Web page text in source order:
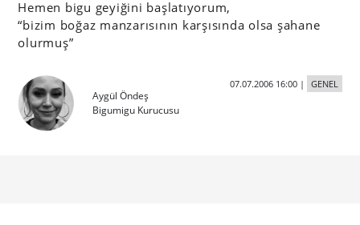
Hemen bigu geyiğini başlatıyorum,
“bizim boğaz manzarısının karşısında olsa şahane
olurmuş”
Aygül Öndeş
Bigumigu Kurucusu
07.07.2006 16:00| GENEL